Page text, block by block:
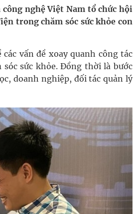
nghệ Việt Nam tổ chức hội
trong chăm sóc sức khỏe con
vấn đề xoay quanh công tác
sức khỏe. Đồng thời là bước
doanh nghiệp, đối tác quản lý